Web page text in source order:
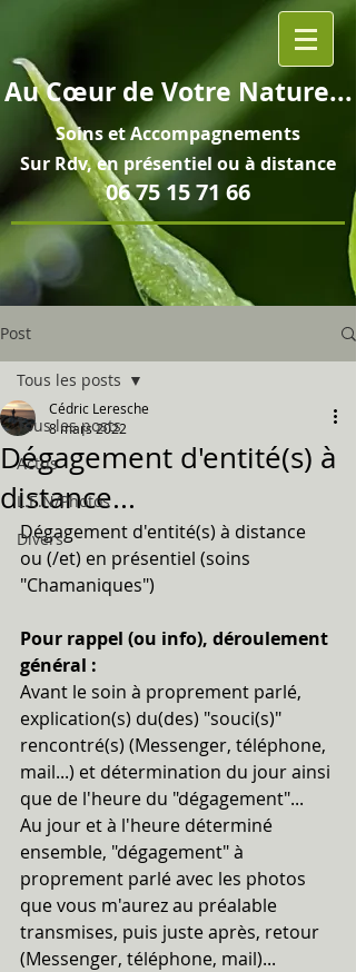
AuCœurde Votre Nature...
Soins etAccompagnements
Sur Rdv, en présentiel ou à distance
06 75 15 71 66
Post
Tous les posts
Actus
L.E.N/Photos
Divers
Tous les posts
Dégagement d'entité(s) à
distance...
Cédric Leresche
8 mars 2022
Dégagement d'entité(s) à distance
ou (/et) en présentiel (soins
"Chamaniques")
Pour rappel (ou info), déroulement
général :
Avant le soin à proprement parlé,
explication(s) du(des) "souci(s)"
rencontré(s) (Messenger, téléphone,
mail...) et détermination du jour ainsi
que de l'heure du "dégagement"...
Au jour et à l'heure déterminé
ensemble, "dégagement" à
proprement parlé avec les photos
que vous m'aurez au préalable
transmises, puis juste après, retour
(Messenger, téléphone, mail)...